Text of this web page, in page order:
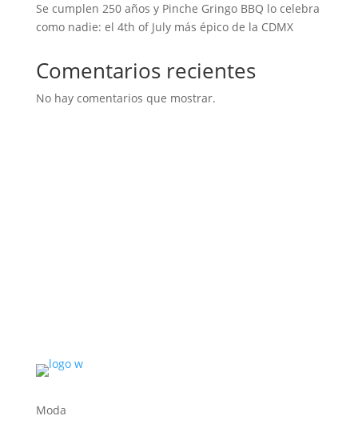
Se cumplen 250 años y Pinche Gringo BBQ lo celebra
como nadie: el 4th of July más épico de la CDMX
Comentarios recientes
No hay comentarios que mostrar.
Moda